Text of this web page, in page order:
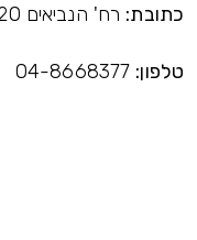
כתובת: רח' הנביאים 20, קומה 4 חיפה
טלפון: